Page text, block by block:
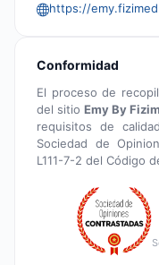
https://
Conformidad
El proceso de
del sitio Emy By
requisitos de
Sociedad de
L111-7-2 del Código